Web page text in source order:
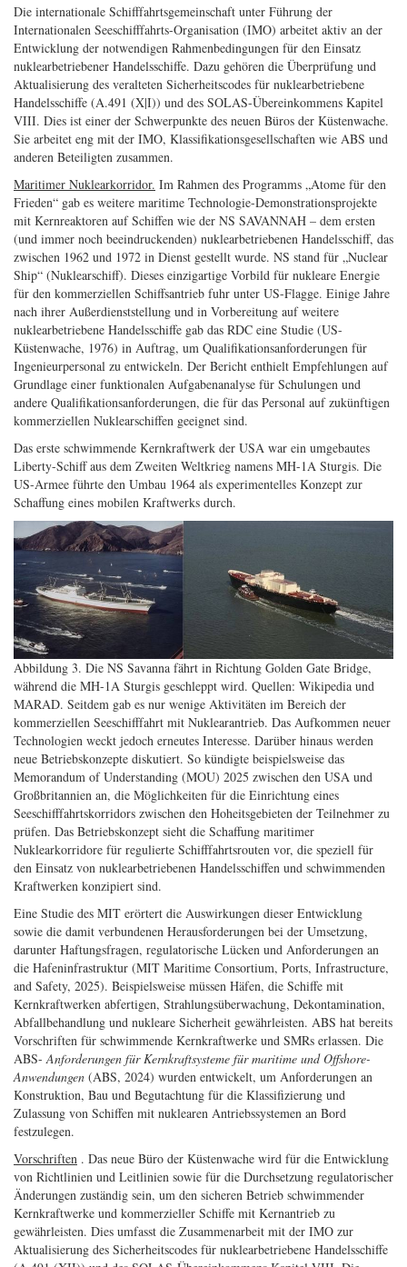
Die internationale Schifffahrtsgemeinschaft unter Führung der
Internationalen Seeschifffahrts-Organisation (IMO) arbeitet aktiv an der
Entwicklung der notwendigen Rahmenbedingungen für den Einsatz
nuklearbetriebener Handelsschiffe. Dazu gehören die Überprüfung und
Aktualisierung des veralteten Sicherheitscodes für nuklearbetriebene
Handelsschiffe (A.491 (X|I)) und des SOLAS-Übereinkommens Kapitel
VIII. Dies ist einer der Schwerpunkte des neuen Büros der Küstenwache.
Sie arbeitet eng mit der IMO, Klassifikationsgesellschaften wie ABS und
anderen Beteiligten zusammen.
Maritimer Nuklearkorridor. Im Rahmen des Programms „Atome für den
Frieden“ gab es weitere maritime Technologie-Demonstrationsprojekte
mit Kernreaktoren auf Schiffen wie der NS SAVANNAH – dem ersten
(und immer noch beeindruckenden) nuklearbetriebenen Handelsschiff, das
zwischen 1962 und 1972 in Dienst gestellt wurde. NS stand für „Nuclear
Ship“ (Nuklearschiff). Dieses einzigartige Vorbild für nukleare Energie
für den kommerziellen Schiffsantrieb fuhr unter US-Flagge. Einige Jahre
nach ihrer Außerdienststellung und in Vorbereitung auf weitere
nuklearbetriebene Handelsschiffe gab das RDC eine Studie (US-
Küstenwache, 1976) in Auftrag, um Qualifikationsanforderungen für
Ingenieurpersonal zu entwickeln. Der Bericht enthielt Empfehlungen auf
Grundlage einer funktionalen Aufgabenanalyse für Schulungen und
andere Qualifikationsanforderungen, die für das Personal auf zukünftigen
kommerziellen Nuklearschiffen geeignet sind.
Das erste schwimmende Kernkraftwerk der USA war ein umgebautes
Liberty-Schiff aus dem Zweiten Weltkrieg namens MH-1A Sturgis. Die
US-Armee führte den Umbau 1964 als experimentelles Konzept zur
Schaffung eines mobilen Kraftwerks durch.
Abbildung 3. Die NS Savanna fährt in Richtung Golden Gate Bridge,
während die MH-1A Sturgis geschleppt wird. Quellen: Wikipedia und
MARAD. Seitdem gab es nur wenige Aktivitäten im Bereich der
kommerziellen Seeschifffahrt mit Nuklearantrieb. Das Aufkommen neuer
Technologien weckt jedoch erneutes Interesse. Darüber hinaus werden
neue Betriebskonzepte diskutiert. So kündigte beispielsweise das
Memorandum of Understanding (MOU) 2025 zwischen den USA und
Großbritannien an, die Möglichkeiten für die Einrichtung eines
Seeschifffahrtskorridors zwischen den Hoheitsgebieten der Teilnehmer zu
prüfen. Das Betriebskonzept sieht die Schaffung maritimer
Nuklearkorridore für regulierte Schifffahrtsrouten vor, die speziell für
den Einsatz von nuklearbetriebenen Handelsschiffen und schwimmenden
Kraftwerken konzipiert sind.
Eine Studie des MIT erörtert die Auswirkungen dieser Entwicklung
sowie die damit verbundenen Herausforderungen bei der Umsetzung,
darunter Haftungsfragen, regulatorische Lücken und Anforderungen an
die Hafeninfrastruktur (MIT Maritime Consortium, Ports, Infrastructure,
and Safety, 2025). Beispielsweise müssen Häfen, die Schiffe mit
Kernkraftwerken abfertigen, Strahlungsüberwachung, Dekontamination,
Abfallbehandlung und nukleare Sicherheit gewährleisten. ABS hat bereits
Vorschriften für schwimmende Kernkraftwerke und SMRs erlassen. Die
ABS-Anforderungen für Kernkraftsysteme für maritime und Offshore-
Anwendungen (ABS, 2024) wurden entwickelt, um Anforderungen an
Konstruktion, Bau und Begutachtung für die Klassifizierung und
Zulassung von Schiffen mit nuklearen Antriebssystemen an Bord
festzulegen.
Vorschriften . Das neue Büro der Küstenwache wird für die Entwicklung
von Richtlinien und Leitlinien sowie für die Durchsetzung regulatorischer
Änderungen zuständig sein, um den sicheren Betrieb schwimmender
Kernkraftwerke und kommerzieller Schiffe mit Kernantrieb zu
gewährleisten. Dies umfasst die Zusammenarbeit mit der IMO zur
Aktualisierung des Sicherheitscodes für nuklearbetriebene Handelsschiffe